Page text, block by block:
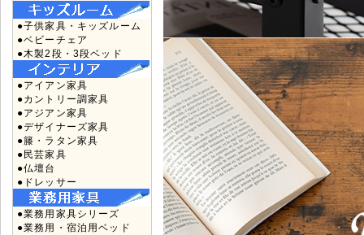
●子供家具・キッズルーム
●ベビーチェア
●木製2段・3段ベッド
●アイアン家具
●カントリー調家具
●アジアン家具
●デザイナーズ家具
●籐・ラタン家具
●民芸家具
●仏壇台
●ドレッサー
●業務用家具シリーズ
●業務用・宿泊用ベッド